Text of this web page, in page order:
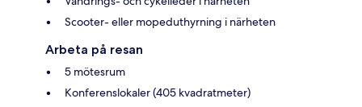
Scooter- eller mopeduthyrning i närheten
Arbeta på resan
5 mötesrum
Konferenslokaler (405 kvadratmeter)